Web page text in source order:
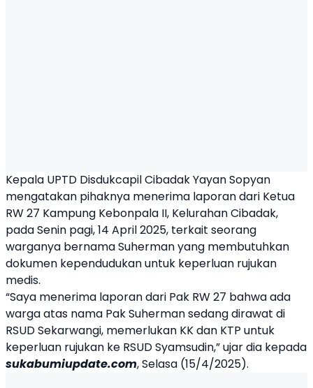
Kepala UPTD DisdukcapilCibadak Yayan Sopyan
mengatakan pihaknya menerima laporan dari Ketua
RW 27 Kampung Kebonpala II, Kelurahan Cibadak,
pada Senin pagi, 14 April 2025, terkait seorang
warganya bernama Suherman yang membutuhkan
dokumen kependudukan untuk keperluan rujukan
medis.
“Saya menerima laporan dari Pak RW 27 bahwa ada
warga atas nama Pak Suherman sedang dirawat di
RSUD Sekarwangi, memerlukan KK dan KTP untuk
keperluan rujukan ke RSUD Syamsudin,” ujar dia kepada
sukabumiupdate.com, Selasa (15/4/2025).